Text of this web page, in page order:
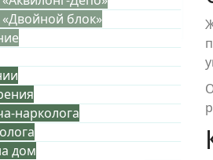
блок»
нарколога
дом